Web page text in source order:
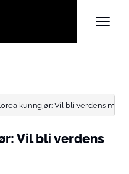
kunngjør: Vil bli verdens
Vil bli verdens